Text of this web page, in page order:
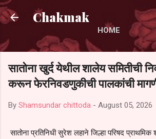
Skip to main content
Chakmak
HOME
सातोना खुर्द येथील शालेय समितीची
करून फेरनिवडणुकीची पालकांची
By Shamsundar chittoda - August 05, 2026
सातोना प्रतिनिधी सुरेश लहाने जिल्हा परिषद प्राथमिक